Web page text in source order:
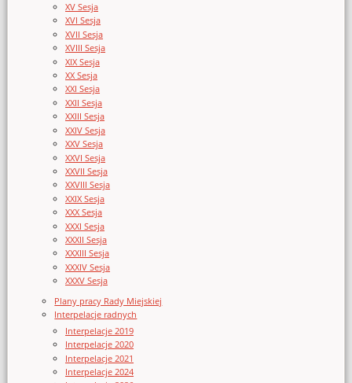
XV Sesja
XVI Sesja
XVII Sesja
XVIII Sesja
XIX Sesja
XX Sesja
XXI Sesja
XXII Sesja
XXIII Sesja
XXIV Sesja
XXV Sesja
XXVI Sesja
XXVII Sesja
XXVIII Sesja
XXIX Sesja
XXX Sesja
XXXI Sesja
XXXII Sesja
XXXIII Sesja
XXXIV Sesja
XXXV Sesja
Plany pracy Rady Miejskiej
Interpelacje radnych
Interpelacje 2019
Interpelacje 2020
Interpelacje 2021
Interpelacje 2024